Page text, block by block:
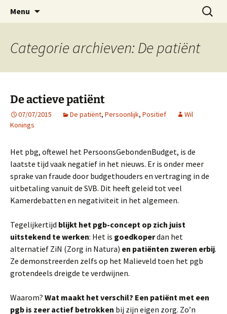
inhoud
ProBeter
Voor excellente professionals
Menu
Zoeken
naar:
Categorie archieven: De patiënt
De actieve patiënt
07/07/2015 De patiënt, Persoonlijk, Positief
Wil
Konings
Het pbg, oftewel het PersoonsGebondenBudget, is de
laatste tijd vaak negatief in het nieuws. Er is onder meer
sprake van fraude door budgethouders en vertraging in de
uitbetaling vanuit de SVB. Dit heeft geleid tot veel
Kamerdebatten en negativiteit in het algemeen.
Tegelijkertijd blijkt het pgb-concept op zich juist
uitstekend te werken: Het is goedkoperdan het
alternatief ZiN (Zorg in Natura) en patiënten zweren erbij.
Ze demonstreerden zelfs op het Malieveld toen het pgb
grotendeels dreigde te verdwijnen.
Waarom? Wat maakt het verschil? Een patiënt met een
pgb is zeer actief betrokken bij zijn eigen zorg. Zo’n